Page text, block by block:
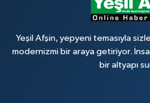
Yeşil Afşin, yepyeni temasıyla
modernizmi bir araya getiriyor.
bir altyapı